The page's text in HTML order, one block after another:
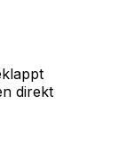
direkt